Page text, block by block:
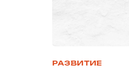
РАЗВИТИЕ